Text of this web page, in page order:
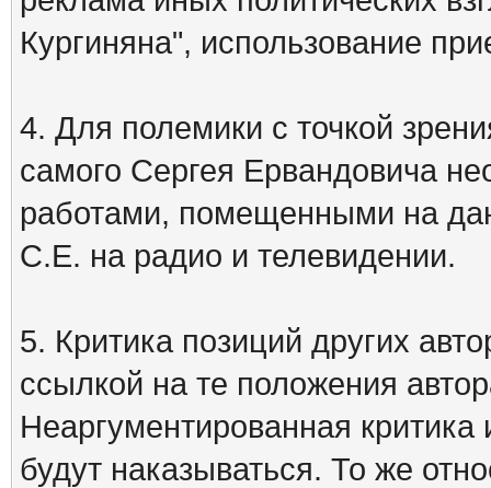
Кургиняна", использование
4. Для полемики с точкой
самого Сергея Ервандовича
работами, помещенными на
С.Е. на радио и телевидении.
5. Критика позиций других
ссылкой на те положения
Неаргументированная
будут наказываться. То же